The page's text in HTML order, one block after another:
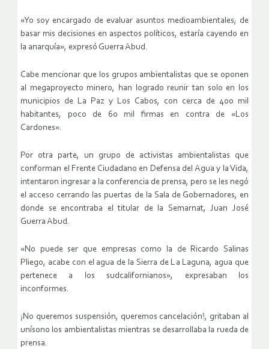
«Yo soy encargado de evaluar asuntos medioambientales; de
basar mis decisiones en aspectos políticos, estaría cayendo en
la anarquía», expresó Guerra Abud.
Cabe mencionar que los grupos ambientalistas que se oponen
al megaproyecto minero, han logrado reunir tan solo en los
municipios de La Paz y Los Cabos, con cerca de 400 mil
habitantes, poco de 60 mil firmas en contra de «Los
Cardones».
Por otra parte, un grupo de activistas ambientalistas que
conforman el Frente Ciudadano en Defensa del Agua y la Vida,
intentaron ingresar a la conferencia de prensa, pero se les negó
el acceso cerrando las puertas de la Sala de Gobernadores, en
donde se encontraba el titular de la Semarnat, Juan José
Guerra Abud.
«No puede ser que empresas como la de Ricardo Salinas
Pliego, acabe con el agua de la Sierra de La Laguna, agua que
pertenece a los sudcalifornianos», expresaban los
inconformes.
¡No queremos suspensión, queremos cancelación!, gritaban al
unísono los ambientalistas mientras se desarrollaba la rueda de
prensa.